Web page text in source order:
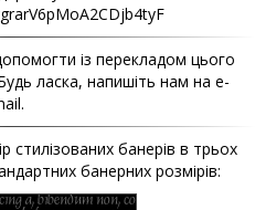
із перекладом цього
ласка, напишіть нам на e-
стилізованих банерів в трьох
банерних розмірів: